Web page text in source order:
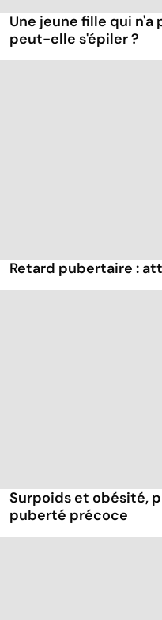
Une jeune fille qui n'a
peut-elle s'épiler ?
Retard pubertaire :
Surpoids et obésité,
puberté précoce